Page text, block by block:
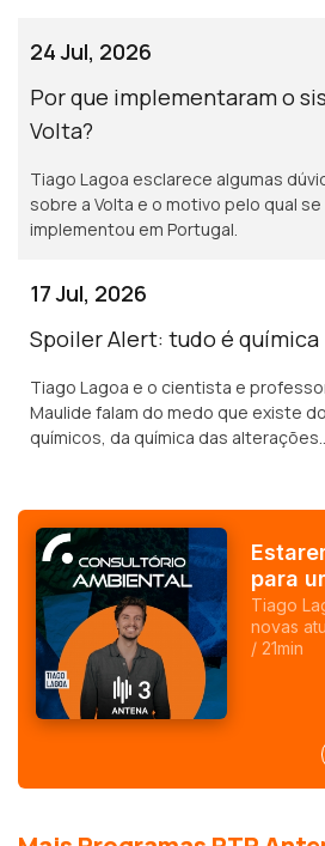
24 Jul, 2026
Por que implementaram o
Volta?
Tiago Lagoa esclarece algumas
sobre a Volta e o motivo pelo qual se
implementou em Portugal.
17 Jul, 2026
Spoiler Alert: tudo é química
Tiago Lagoa e o cientista e
Maulide falam do medo que existe
químicos, da química das alterações
para
Tiago
novas
/ 21min